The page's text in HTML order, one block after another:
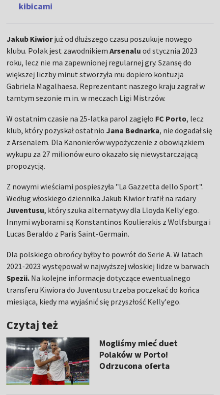
kibicami
Jakub Kiwiorjuż od dłuższego czasu poszukuje nowego
klubu. Polak jest zawodnikiemArsenalu od stycznia 2023
roku, lecz nie ma zapewnionej regularnej gry. Szansę do
większej liczby minut stworzyła mu dopiero kontuzja
Gabriela Magalhaesa. Reprezentant naszego kraju zagrał w
tamtym sezonie m.in. w meczach Ligi Mistrzów.
W ostatnim czasie na 25-latka parol zagięło FC Porto, lecz
klub, który pozyskał ostatnio Jana Bednarka, nie dogadał się
z Arsenalem. Dla Kanonierów wypożyczenie z obowiązkiem
wykupu za 27 milionów euro okazało się niewystarczającą
propozycją.
Z nowymi wieściami pospieszyła "La Gazzetta dello Sport".
Według włoskiego dziennika Jakub Kiwior trafił na radary
Juventusu, który szuka alternatywy dla Lloyda Kelly'ego.
Innymi wyborami są Konstantinos Koulierakis z Wolfsburga i
Lucas Beraldo z Paris Saint-Germain.
Dla polskiego obrońcy byłby to powrót do Serie A. W latach
2021-2023 występował w najwyższej włoskiej lidze w barwach
Spezii. Na kolejne informacje dotyczące ewentualnego
transferu Kiwiora do Juventusu trzeba poczekać do końca
miesiąca, kiedy ma wyjaśnić się przyszłość Kelly'ego.
Czytaj też
Mogliśmy mieć duet
Polaków w Porto!
Odrzucona oferta